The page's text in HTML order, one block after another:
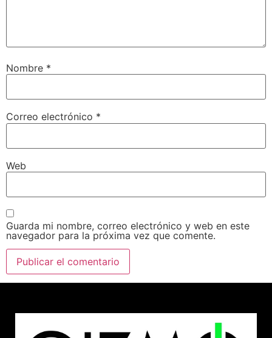
Nombre *
Correo electrónico *
Web
Guarda mi nombre, correo electrónico y web en este
navegador para la próxima vez que comente.